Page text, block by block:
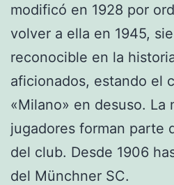
modificó en 1928 por
volver a ella en 1945,
reconocible en la
aficionados, estando el
«Milano» en desuso. La
jugadores forman parte
del club. Desde 1906
del Münchner SC.